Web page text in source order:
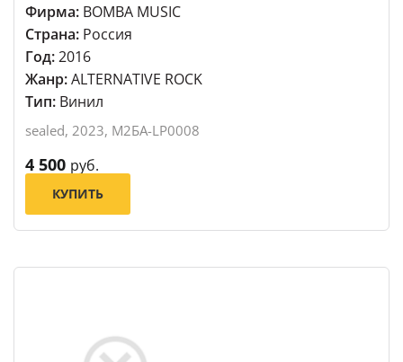
Фирма: BOMBA MUSIC
Страна: Россия
Год:2016
Жанр:ALTERNATIVE ROCK
Тип: Винил
sealed, 2023, М2БА-LP0008
4 500 руб.
КУПИТЬ